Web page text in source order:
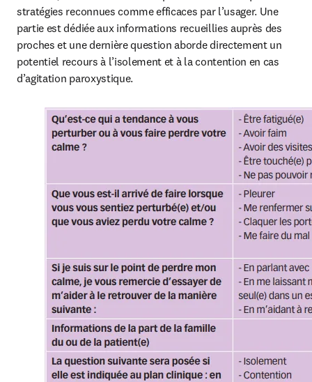
stratégies reconnues comme efficaces par l’usager. Une
partie est dédiée aux informations recueillies auprès des
proches et une dernière question aborde directement un
potentiel recours à l’isolement et à la contention en cas
d’agitation paroxystique.